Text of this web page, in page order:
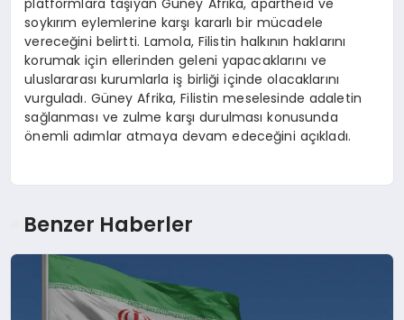
soykırım eylemlerine karşı kararlı bir mücadele
vereceğini belirtti. Lamola, Filistin halkının haklarını
korumak için ellerinden geleni yapacaklarını ve
uluslararası kurumlarla iş birliği içinde olacaklarını
vurguladı. Güney Afrika, Filistin meselesinde adaletin
sağlanması ve zulme karşı durulması konusunda
önemli adımlar atmaya devam edeceğini açıkladı.
Benzer Haberler